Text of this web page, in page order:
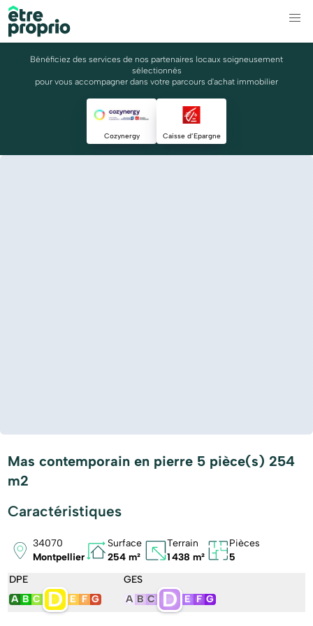
Bénéficiez des services de nos partenaires locaux soigneusement
sélectionnés
pour vous accompagner dans votre parcours d'achat immobilier
Cozynergy Caisse d’Epargne
Mas contemporain en pierre 5 pièce(s) 254
m2
Caractéristiques
34070
Montpellier
Surface
254 m²
Terrain
1 438 m²
Pièces
5
DPE
A B C D E F G
GES
A B C D E F G